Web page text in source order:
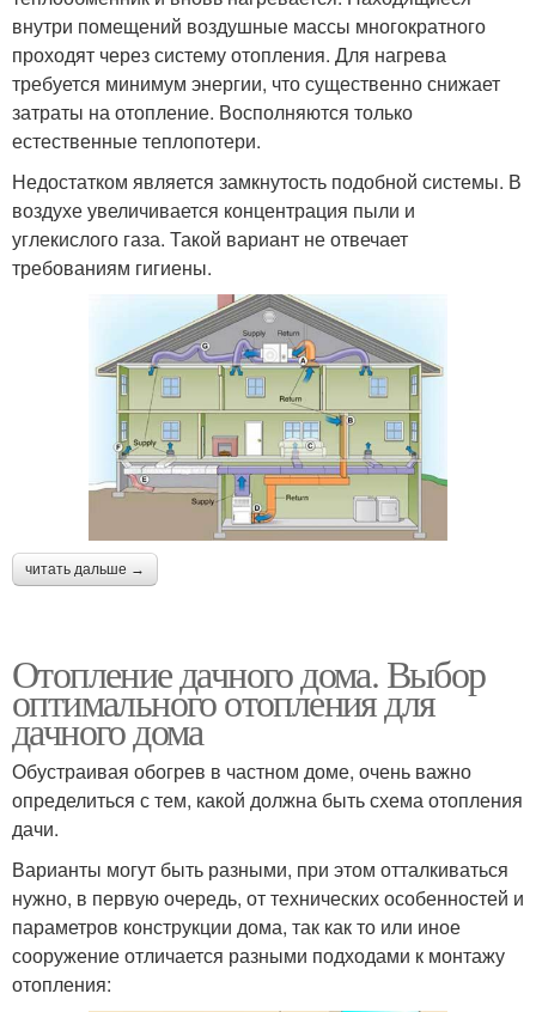
внутри помещений воздушные массы многократного
проходят через систему отопления. Для нагрева
требуется минимум энергии, что существенно снижает
затраты на отопление. Восполняются только
естественные теплопотери.
Недостатком является замкнутость подобной системы. В
воздухе увеличивается концентрация пыли и
углекислого газа. Такой вариант не отвечает
требованиям гигиены.
читать дальше →
Отопление дачного дома. Выбор
оптимального отопления для
дачного дома
Обустраивая обогрев в частном доме, очень важно
определиться с тем, какой должна быть схема отопления
дачи.
Варианты могут быть разными, при этом отталкиваться
нужно, в первую очередь, от технических особенностей и
параметров конструкции дома, так как то или иное
сооружение отличается разными подходами к монтажу
отопления: